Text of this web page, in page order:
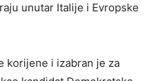
unutar Italije i Evropske
korijene i izabran je za